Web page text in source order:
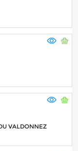
VALDONNEZ